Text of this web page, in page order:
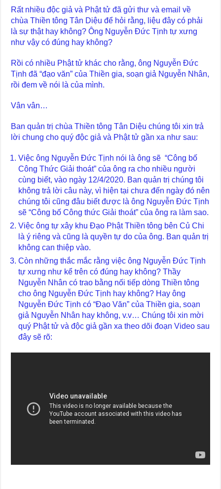
Rất nhiều độc giả và Phật tử đã gửi thư và email về
chùa Thiền tông Tân Diệu để hỏi rằng, liệu đây có phải
là sự thật hay không? Ông Nguyễn Đức Tịnh tự xưng
như vậy có đúng hay không?
Rồi có nhiều Phật tử khác cho rằng, ông Nguyễn Đức
Tịnh đã “đạo văn” của Thiền gia, soạn giả Nguyễn Nhân,
rồi đem về nói là của mình.
Vân vân…
Ban quản trị chùa Thiền tông Tân Diệu chúng tôi xin trả
lời chung cho quý độc giả và Phật tử gần xa như sau:
Việc ông Nguyễn Đức Tịnh nói là ông sẽ “Công bố
Công Thức Giải thoát” của ông ra cho nhiều người
cùng biết, vào ngày 12/4/2020. Ban quản trị chúng tôi
không trả lời câu này, vì hiện tại chưa đến ngày đó nên
chúng tôi cũng đâu biết được là ông Nguyễn Đức Tịnh
sẽ “Công bố Công thức Giải thoát” của ông ra làm sao.
Việc ông tự xây khu Đạo Phật Thiền tông bên Củ Chi
là ý riêng và cũng là quyền tự do của ông. Ban quản trị
không can thiệp vào.
Còn những thắc mắc rằng việc ông Nguyễn Đức Tịnh
tự xưng như kể trên có đúng hay không? Thầy
Nguyễn Nhân có trao bằng nối tiếp dòng Thiền tông
cho ông Nguyễn Đức Tịnh hay không? Hay ông
Nguyễn Đức Tịnh có “Đạo Văn” của Thiền gia, soạn
giả Nguyễn Nhân hay không, v.v… Chúng tôi xin mời
quý Phật tử và độc giả gần xa theo dõi đoạn Video sau
đây sẽ rõ: